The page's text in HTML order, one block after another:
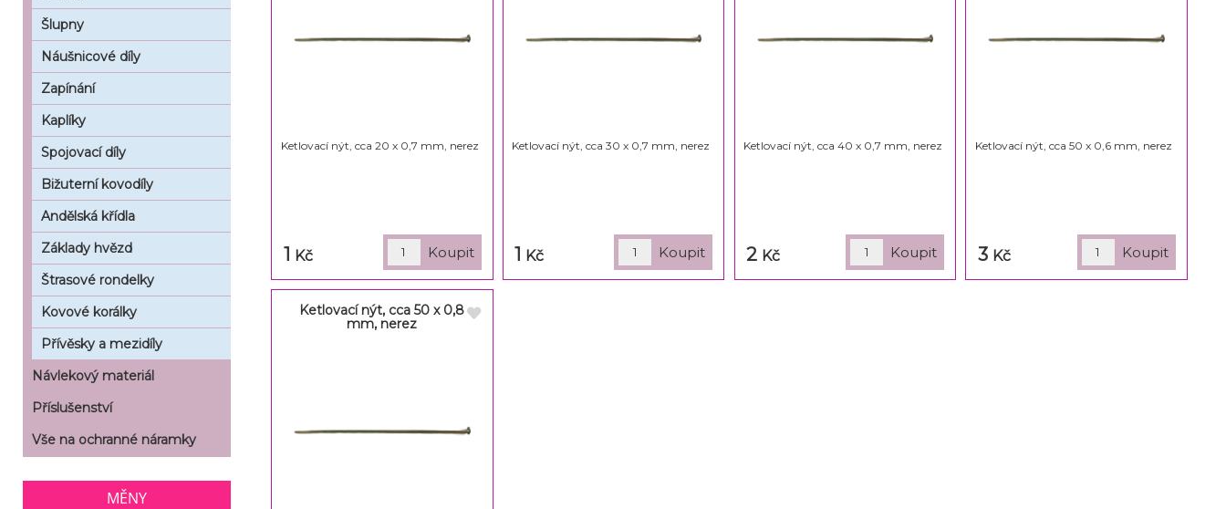
Ketlovací nýt, cca 20 x 0,7 mm, nerez
1 Kč
Ketlovací nýt, cca 30 x 0,7 mm, nerez
1 Kč
Ketlovací nýt, cca 40 x 0,7 mm, nerez
2 Kč
Ketlovací nýt, cca 50 x 0,6 mm, nerez
3 Kč
Ketlovací nýt, cca 50 x 0,8
mm, nerez
Šlupny
Náušnicové díly
Zapínání
Kaplíky
Spojovací díly
Bižuterní kovodíly
Andělská křídla
Základy hvězd
Štrasové rondelky
Kovové korálky
Přívěsky a mezidíly
Návlekový materiál
Příslušenství
Vše na ochranné náramky
MĚNY